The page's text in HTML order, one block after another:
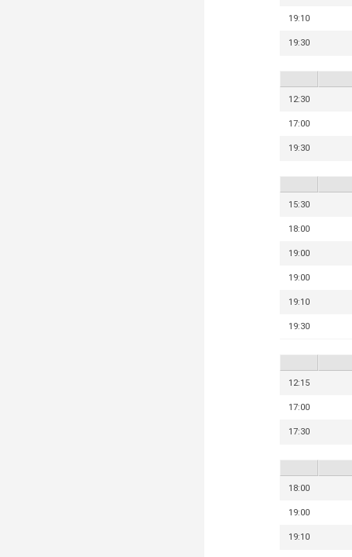
19:10
19:30
12:30
17:00
19:30
15:30
18:00
19:00
19:00
19:10
19:30
12:15
17:00
17:30
18:00
19:00
19:10